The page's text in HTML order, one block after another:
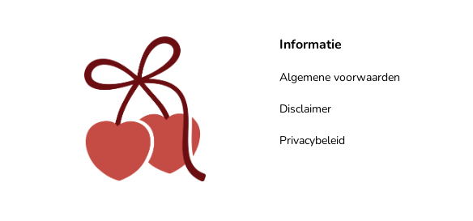
Informatie
Algemene voorwaarden
Disclaimer
Privacybeleid